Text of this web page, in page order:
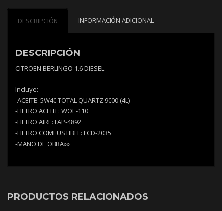
DESCRIPCIÓN INFORMACIÓN ADICIONAL
DESCRIPCIÓN
CITROEN BERLINGO 1.6 DIESEL
Incluye:
-ACEITE: 5W40 TOTAL QUARTZ 9000 (4L)
-FILTRO ACEITE: WOE-110
-FILTRO AIRE: FAP-4892
-FILTRO COMBUSTIBLE: FCD-2035
-MANO DE OBRA»»
PRODUCTOS RELACIONADOS